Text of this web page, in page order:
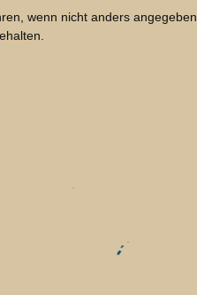
wenn nicht anders angegeben.